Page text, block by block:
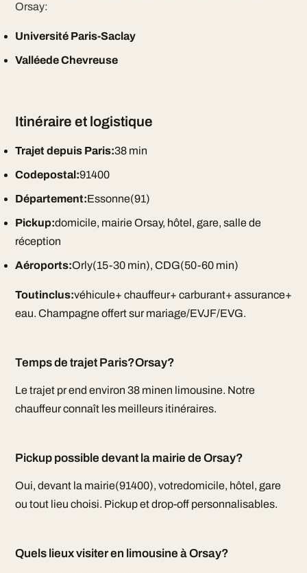
Orsay:
Université Paris-Saclay
Valléede Chevreuse
Itinéraire et logistique
Trajet depuis Paris:38 min
Codepostal:91400
Département:Essonne(91)
Pickup:domicile, mairie Orsay, hôtel, gare, salle de
réception
Aéroports:Orly(15-30 min), CDG(50-60 min)
Toutinclus:véhicule+ chauffeur+ carburant+ assurance+
eau. Champagne offert sur mariage/EVJF/EVG.
Temps de trajet Paris?Orsay?
Le trajet pr end environ 38 minen limousine. Notre
chauffeur connaît les meilleurs itinéraires.
Pickup possible devant la mairie de Orsay?
Oui, devant la mairie(91400), votredomicile, hôtel, gare
ou tout lieu choisi. Pickup et drop-off personnalisables.
Quels lieux visiter en limousine à Orsay?